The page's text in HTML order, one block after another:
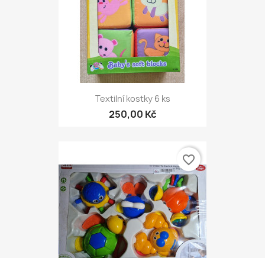
Textilní kostky 6 ks
250,00 Kč
favorite_border